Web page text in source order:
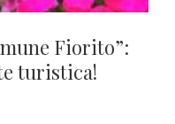
Fiorito”:
turistica!